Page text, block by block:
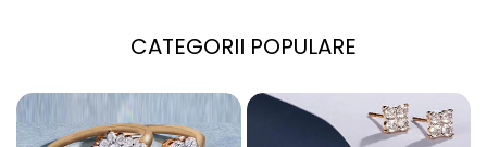
CATEGORII POPULARE